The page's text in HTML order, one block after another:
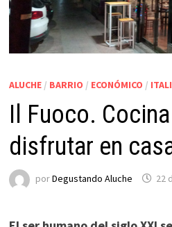
ALUCHE/ BARRIO / ECONÓMICO /
Il Fuoco.
disfrutar en
porDegustando Aluche 22